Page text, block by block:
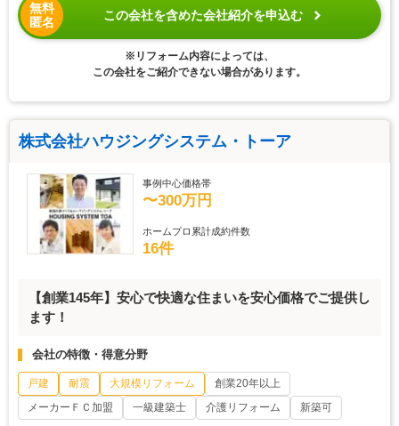
無料
匿名
この会社を含めた会社紹介を申込む
※リフォーム内容によっては、
この会社をご紹介できない場合があります。
株式会社ハウジングシステム・トーア
事例中心価格帯
〜300万円
ホームプロ累計成約件数
16件
【創業145年】安心で快適な住まいを安心価格でご提供し
ます！
会社の特徴・得意分野
戸建 耐震 大規模リフォーム
創業20年以上
メーカーＦＣ加盟
一級建築士 介護リフォーム 新築可